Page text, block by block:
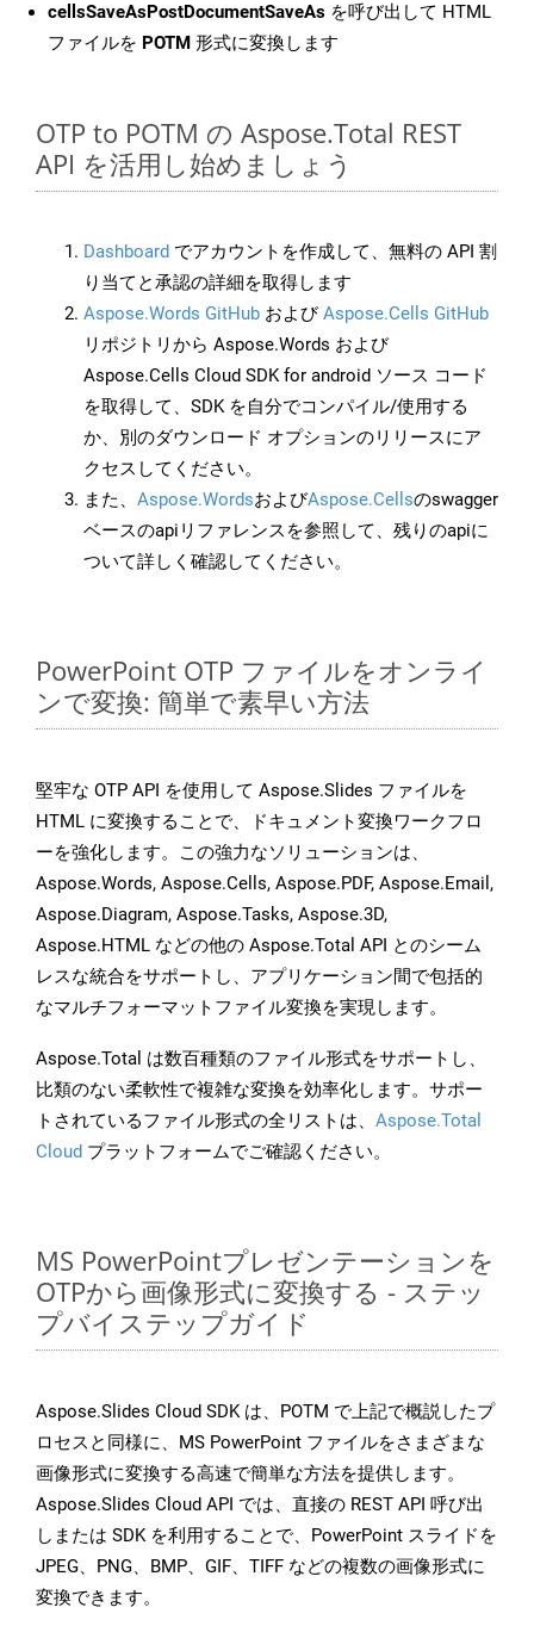
cellsSaveAsPostDocumentSaveAs を呼び出して HTML
ファイルを POTM 形式に変換します
OTP to POTM の Aspose.Total REST
API を活用し始めましょう
Dashboard でアカウントを作成して、無料の API 割
り当てと承認の詳細を取得します
Aspose.Words GitHub およびAspose.Cells GitHub
リポジトリから Aspose.Words および
Aspose.Cells Cloud SDK for android ソース コード
を取得して、SDK を自分でコンパイル/使用する
か、別のダウンロード オプションのリリースにア
クセスしてください。
また、 Aspose.WordsおよびAspose.Cellsのswagger
ベースのapiリファレンスを参照して、残りのapiに
ついて詳しく確認してください。
PowerPoint OTP ファイルをオンライ
ンで変換: 簡単で素早い方法
堅牢な OTP API を使用して Aspose.Slides ファイルを
HTML に変換することで、ドキュメント変換ワークフロ
ーを強化します。この強力なソリューションは、
Aspose.Words, Aspose.Cells, Aspose.PDF, Aspose.Email,
Aspose.Diagram, Aspose.Tasks, Aspose.3D,
Aspose.HTML などの他の Aspose.Total API とのシーム
レスな統合をサポートし、アプリケーション間で包括的
なマルチフォーマットファイル変換を実現します。
Aspose.Total は数百種類のファイル形式をサポートし、
比類のない柔軟性で複雑な変換を効率化します。サポー
トされているファイル形式の全リストは、 Aspose.Total
Cloud プラットフォームでご確認ください。
MS PowerPointプレゼンテーションを
OTPから画像形式に変換する - ステッ
プバイステップガイド
Aspose.Slides Cloud SDK は、POTM で上記で概説したプ
ロセスと同様に、MS PowerPoint ファイルをさまざまな
画像形式に変換する高速で簡単な方法を提供します。
Aspose.Slides Cloud API では、直接の REST API 呼び出
しまたは SDK を利用することで、PowerPoint スライドを
JPEG、PNG、BMP、GIF、TIFF などの複数の画像形式に
変換できます。